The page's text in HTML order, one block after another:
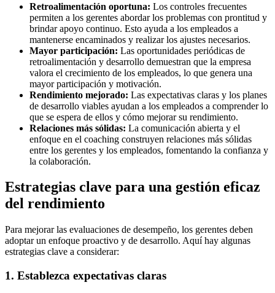
Retroalimentación oportuna: Los controles frecuentes
permiten a los gerentes abordar los problemas con prontitud y
brindar apoyo continuo. Esto ayuda a los empleados a
mantenerse encaminados y realizar los ajustes necesarios.
Mayor participación: Las oportunidades periódicas de
retroalimentación y desarrollo demuestran que la empresa
valora el crecimiento de los empleados, lo que genera una
mayor participación y motivación.
Rendimiento mejorado: Las expectativas claras y los planes
de desarrollo viables ayudan a los empleados a comprender lo
que se espera de ellos y cómo mejorar su rendimiento.
Relaciones más sólidas: La comunicación abierta y el
enfoque en el coaching construyen relaciones más sólidas
entre los gerentes y los empleados, fomentando la confianza y
la colaboración.
Estrategias clave para una gestión eficaz
del rendimiento
Para mejorar las evaluaciones de desempeño, los gerentes deben
adoptar un enfoque proactivo y de desarrollo. Aquí hay algunas
estrategias clave a considerar:
1. Establezca expectativas claras